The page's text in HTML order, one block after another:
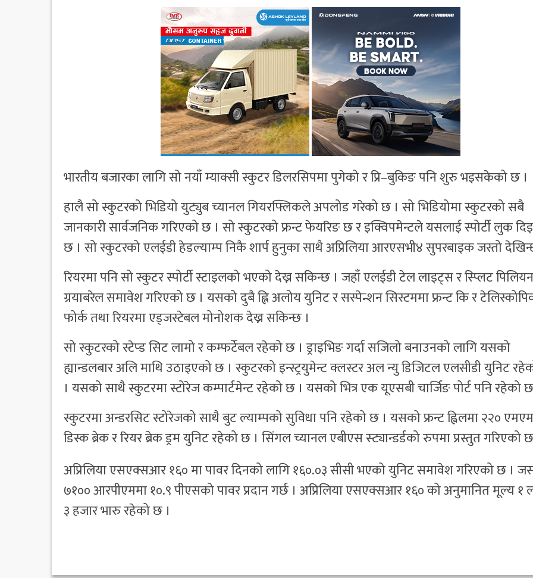
भारतीय बजारका लागि सो नयाँ म्याक्सी स्कुटर डिलरसिपमा पुगेको र प्रि–बुकिङ पनि शुरु भइसकेको छ ।
हालै सो स्कुटरको भिडियो युट्युब च्यानल गियरफ्लिकले अपलोड गरेको छ । सो भिडियोमा स्कुटरको सबै
जानकारी सार्वजनिक गरिएको छ । सो स्कुटरको फ्रन्ट फेयरिङ छ र इक्विपमेन्टले यसलाई स्पोर्टी लुक
छ । सो स्कुटरको एलईडी हेडल्याम्प निकै शार्प हुनुका साथै अप्रिलिया आरएसभी४ सुपरबाइक जस्तो
रियरमा पनि सो स्कुटर स्पोर्टी स्टाइलको भएको देख्न सकिन्छ । जहाँ एलईडी टेल लाइट्स र स्प्लिट पिलियन
ग्रयाबरेल समावेश गरिएको छ । यसको दुबै ह्लि अलोय युनिट र सस्पेन्शन सिस्टममा फ्रन्ट कि र
फोर्क तथा रियरमा एड्जस्टेबल मोनोशक देख्न सकिन्छ ।
सो स्कुटरको स्टेप्ड सिट लामो र कम्फर्टेबल रहेको छ । ड्राइभिङ गर्दा सजिलो बनाउनको लागि यसको
ह्यान्डलबार अलि माथि उठाइएको छ । स्कुटरको इन्स्ट्रयुमेन्ट क्लस्टर अल न्यु डिजिटल एलसीडी युनिट
। यसको साथै स्कुटरमा स्टोरेज कम्पार्टमेन्ट रहेको छ । यसको भित्र एक यूएसबी चार्जिङ पोर्ट पनि रहेको
स्कुटरमा अन्डरसिट स्टोरेजको साथै बुट ल्याम्पको सुविधा पनि रहेको छ । यसको फ्रन्ट ह्विलमा २२० एमएम
डिस्क ब्रेक र रियर ब्रेक ड्रम युनिट रहेको छ । सिंगल च्यानल एबीएस स्ट्यान्डर्डको रुपमा प्रस्तुत गरिएको
अप्रिलिया एसएक्सआर १६० मा पावर दिनको लागि १६०.०३ सीसी भएको युनिट समावेश गरिएको छ ।
७१०० आरपीएममा १०.९ पीएसको पावर प्रदान गर्छ । अप्रिलिया एसएक्सआर १६० को अनुमानित मूल्य १
३ हजार भारु रहेको छ ।